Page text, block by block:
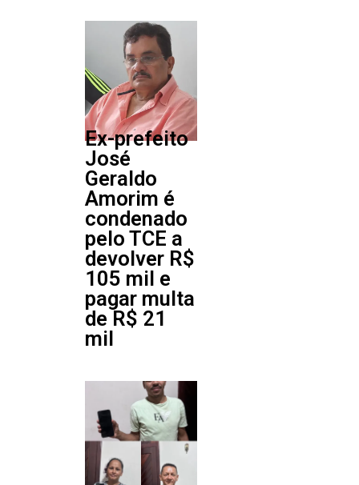
Ex-prefeito
José
Geraldo
Amorim é
condenado
pelo TCE a
devolver R$
105 mil e
pagar multa
de R$ 21
mil